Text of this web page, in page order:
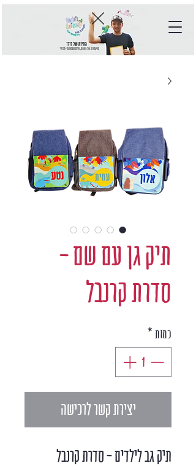
תיק גן עם שם -
סדרת קרנבל
כמות*
יצירת קשר לרכישה
תיק גב לילדים - סדרת קרנבל